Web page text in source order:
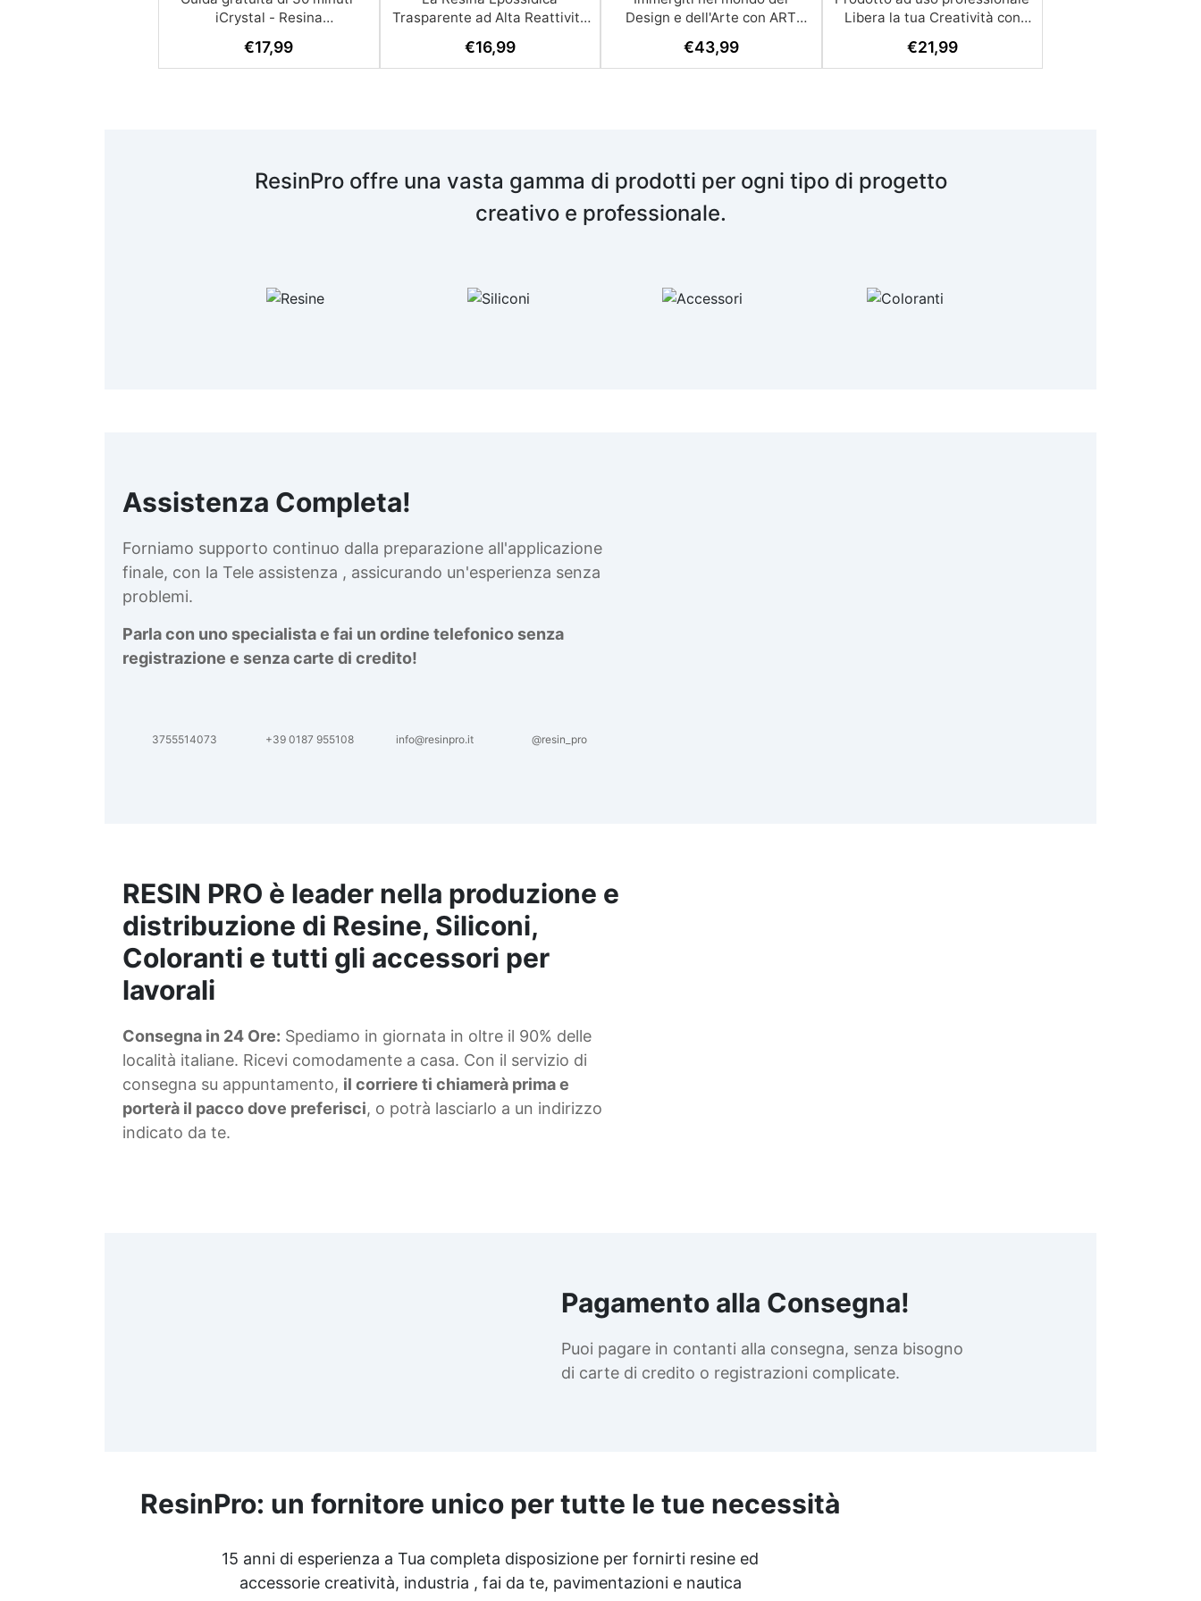
€17,99 €16,99 €43,99 €21,99
ResinPro offre una vasta gamma di prodotti per ogni tipo di progetto
creativo e professionale.
Assistenza Completa!
Forniamo supporto continuo dalla preparazione all'applicazione
finale, con la Tele assistenza , assicurando un'esperienza senza
problemi.
Parla con uno specialista e fai un ordine telefonico senza
registrazione e senza carte di credito!
3755514073 +39 0187 955108 info@resinpro.it @resin_pro
RESIN PRO è leader nella produzione e
distribuzione di Resine, Siliconi,
Coloranti e tutti gli accessori per
lavorali
Consegna in 24 Ore: Spediamo in giornata in oltre il 90% delle
località italiane. Ricevi comodamente a casa. Con il servizio di
consegna su appuntamento, il corriere ti chiamerà prima e
porterà il pacco dove preferisci, o potrà lasciarlo a un indirizzo
indicato da te.
Pagamento alla Consegna!
Puoi pagare in contanti alla consegna, senza bisogno
di carte di credito o registrazioni complicate.
ResinPro: un fornitore unico per tutte le tue necessità
15 anni di esperienza a Tua completa disposizione per fornirti resine ed
accessorie creatività, industria , fai da te, pavimentazioni e nautica